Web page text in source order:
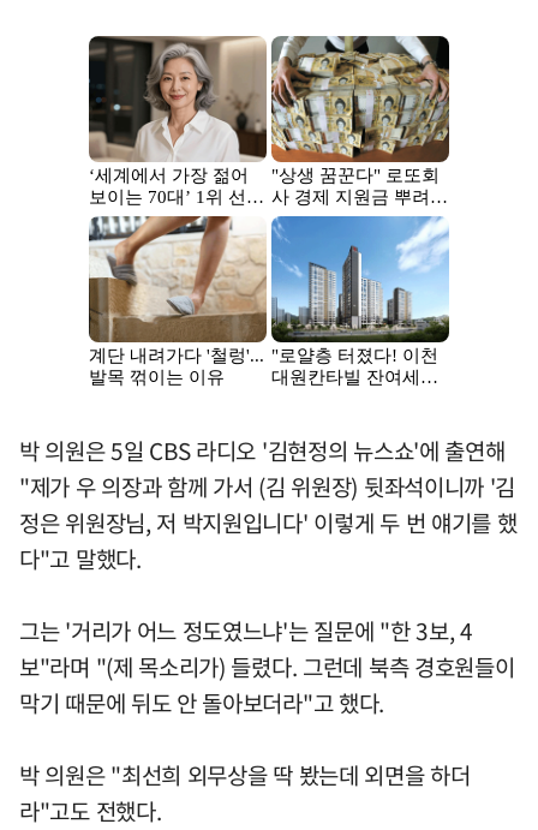
박 의원은 5일 CBS 라디오 '김현정의 뉴스쇼'에 출연해
"제가 우 의장과 함께 가서 (김 위원장) 뒷좌석이니까 '김
정은 위원장님, 저 박지원입니다' 이렇게 두 번 얘기를 했
다"고 말했다.
그는 '거리가 어느 정도였느냐'는 질문에 "한 3보, 4
보"라며 "(제 목소리가) 들렸다. 그런데 북측 경호원들이
막기 때문에 뒤도 안 돌아보더라"고 했다.
박 의원은 "최선희 외무상을 딱 봤는데 외면을 하더
라"고도 전했다.